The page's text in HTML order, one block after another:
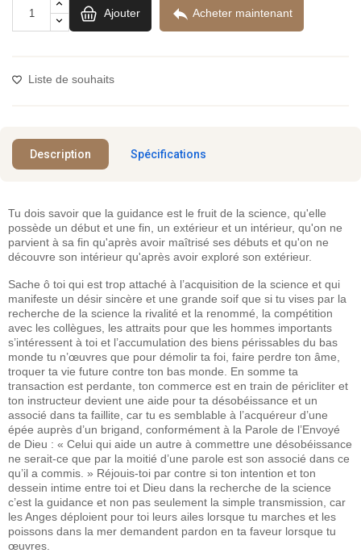
Ajouter  Acheter maintenant
Liste de souhaits
Description Spécifications
Tu dois savoir que la guidance est le fruit de la science, qu'elle
possède un début et une fin, un extérieur et un intérieur, qu'on ne
parvient à sa fin qu'après avoir maîtrisé ses débuts et qu'on ne
découvre son intérieur qu'après avoir exploré son extérieur.
Sache ô toi qui est trop attaché à l’acquisition de la science et qui
manifeste un désir sincère et une grande soif que si tu vises par la
recherche de la science la rivalité et la renommé, la compétition
avec les collègues, les attraits pour que les hommes importants
s’intéressent à toi et l’accumulation des biens périssables du bas
monde tu n’œuvres que pour démolir ta foi, faire perdre ton âme,
troquer ta vie future contre ton bas monde. En somme ta
transaction est perdante, ton commerce est en train de péricliter et
ton instructeur devient une aide pour ta désobéissance et un
associé dans ta faillite, car tu es semblable à l’acquéreur d’une
épée auprès d’un brigand, conformément à la Parole de l’Envoyé
de Dieu : « Celui qui aide un autre à commettre une désobéissance
ne serait-ce que par la moitié d’une parole est son associé dans ce
qu’il a commis. » Réjouis-toi par contre si ton intention et ton
dessein intime entre toi et Dieu dans la recherche de la science
c’est la guidance et non pas seulement la simple transmission, car
les Anges déploient pour toi leurs ailes lorsque tu marches et les
poissons dans la mer demandent pardon en ta faveur lorsque tu
œuvres.